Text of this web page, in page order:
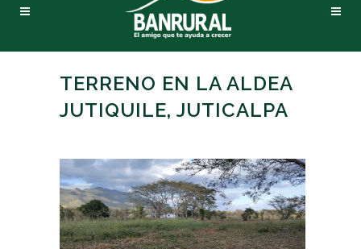
TERRENO EN LA ALDEA
JUTIQUILE, JUTICALPA